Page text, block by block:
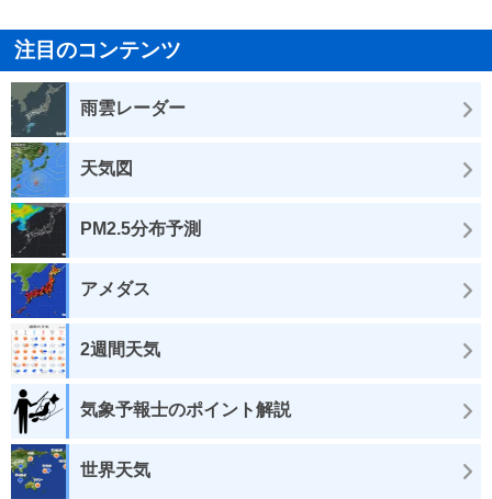
注目のコンテンツ
雨雲レーダー
天気図
PM2.5分布予測
アメダス
2週間天気
気象予報士のポイント解説
世界天気